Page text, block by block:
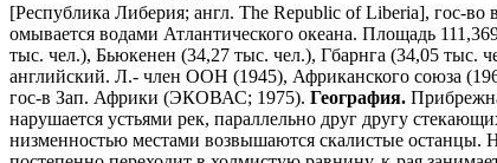
[Республика Либерия; англ. The Republic of Liberia], гос-во
омывается водами Атлантического океана. Площадь
тыс. чел.), Бьюкенен (34,27 тыс. чел.), Гбарнга (34,05 тыс.
английский. Л.- член ООН (1945), Африканского союза
гос-в Зап. Африки (ЭКОВАС; 1975). География.
нарушается устьями рек, параллельно друг другу
низменностью местами возвышаются скалистые останцы.